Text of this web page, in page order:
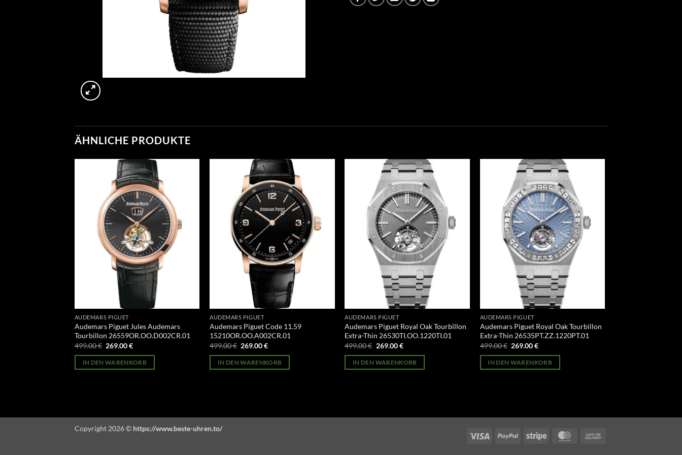
ÄHNLICHE PRODUKTE
AUDEMARS PIGUET
Audemars Piguet Jules Audemars
Tourbillon 26559OR.OO.D002CR.01
499.00€ Ursprünglicher
war:
499.00 €
269.00€Aktueller
ist:
269.00 €.
IN DEN WARENKORB
AUDEMARS PIGUET
Audemars Piguet Code 11.59
15210OR.OO.A002CR.01
499.00€ Ursprünglicher
war:
499.00 €
269.00€Aktueller
ist:
269.00 €.
IN DEN WARENKORB
AUDEMARS PIGUET
Audemars Piguet Royal Oak Tourbillon
Extra-Thin 26530TI.OO.1220TI.01
499.00€ Ursprünglicher
war:
499.00 €
269.00€Aktueller
ist:
269.00 €.
IN DEN WARENKORB
AUDEMARS PIGUET
Audemars Piguet Royal Oak Tourbillon
Extra-Thin 26535PT.ZZ.1220PT.01
499.00€ Ursprünglicher
war:
499.00 €
269.00€Aktueller
ist:
269.00 €.
IN DEN WARENKORB
Visa PayPal Stripe MasterCard
Copyright 2026 © https://www.beste-uhren.to/